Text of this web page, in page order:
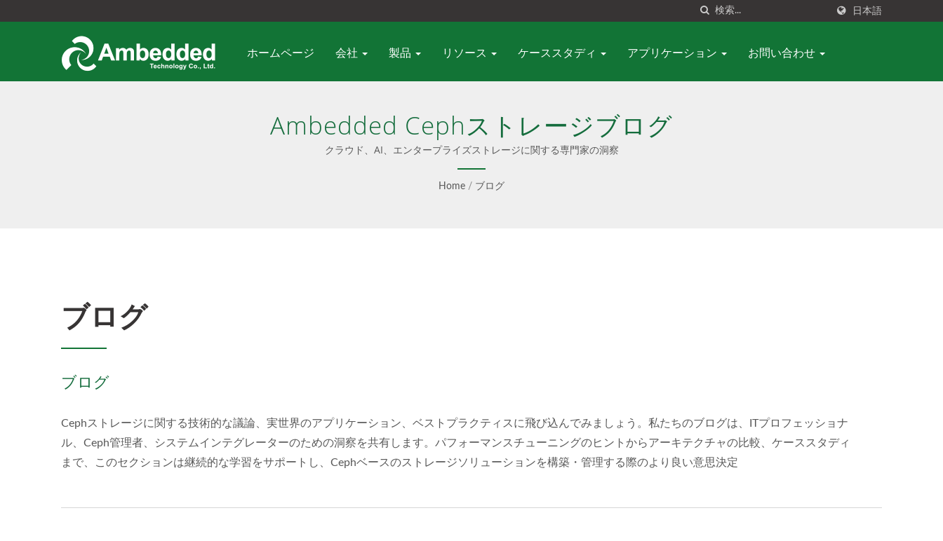
日本語
ホームページ 会社 製品 リソース ケーススタディ アプリケーション お問い合わせ
Ambedded Cephストレージブログ
クラウド、AI、エンタープライズストレージに関する専門家の洞察
Home / ブログ
ブログ
ブログ
Cephストレージに関する技術的な議論、実世界のアプリケーション、ベストプラクティスに飛び込んでみましょう。私たちのブログは、ITプロフェッショナ
ル、Ceph管理者、システムインテグレーターのための洞察を共有します。パフォーマンスチューニングのヒントからアーキテクチャの比較、ケーススタディ
まで、このセクションは継続的な学習をサポートし、Cephベースのストレージソリューションを構築・管理する際のより良い意思決定